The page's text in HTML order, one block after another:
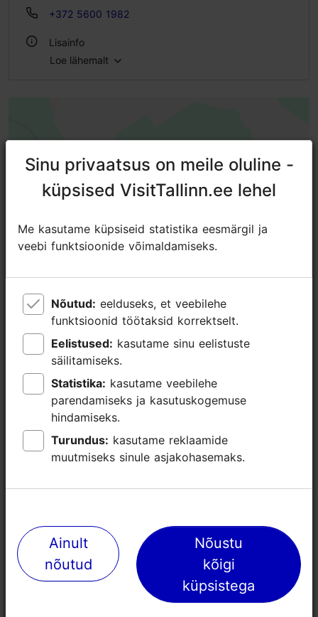
+372 5600 1982
Lisainfo
Loe lähemalt
Lähedalasuvad kohad
Sinu privaatsus on meile oluline -
küpsised VisitTallinn.ee lehel
Me kasutame küpsiseid statistika eesmärgil ja
veebi funktsioonide võimaldamiseks.
Nõutud:
funktsioonid töötaksid korrektselt.
Eelistused:
säilitamiseks.
Statistika:
parendamiseks ja kasutuskogemuse
hindamiseks.
Turundus:
muutmiseks sinule asjakohasemaks.
Ainult
nõutud
Nõustu
kõigi
küpsistega
Sinu privaatsus on meile oluline -
küpsised VisitTallinn.ee lehel
Me kasutame küpsiseid statistika eesmärgil ja
veebi funktsioonide võimaldamiseks.
Nõutud:
funktsioonid töötaksid korrektselt.
Eelistused:
säilitamiseks.
Statistika:
parendamiseks ja kasutuskogemuse
hindamiseks.
Turundus:
muutmiseks sinule asjakohasemaks.
Ainult
nõutud
Nõustu
kõigi
küpsistega